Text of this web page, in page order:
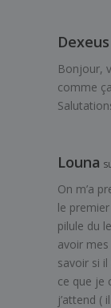
Bonjour,
comme
Louna
On m’a
le
pilule du
avoir mes
savoir si
ce que je
j’attend (